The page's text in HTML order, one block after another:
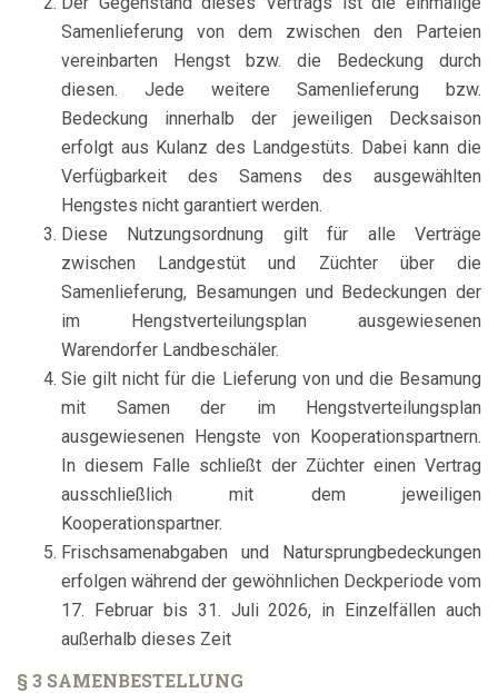
Samenlieferung von dem zwischen den Parteien
vereinbarten Hengst bzw. die Bedeckung durch
diesen. Jede weitere Samenlieferung bzw.
Bedeckung innerhalb der jeweiligen Decksaison
erfolgt aus Kulanz des Landgestüts. Dabei kann die
Verfügbarkeit des Samens des ausgewählten
Hengstes nicht garantiert werden.
Diese Nutzungsordnung gilt für alle Verträge
zwischen Landgestüt und Züchter über die
Samenlieferung, Besamungen und Bedeckungen der
im Hengstverteilungsplan ausgewiesenen
Warendorfer Landbeschäler.
Sie gilt nicht für die Lieferung von und die Besamung
mit Samen der im Hengstverteilungsplan
ausgewiesenen Hengste von Kooperationspartnern.
In diesem Falle schließt der Züchter einen Vertrag
ausschließlich mit dem jeweiligen
Kooperationspartner.
Frischsamenabgaben und Natursprungbedeckungen
erfolgen während der gewöhnlichen Deckperiode vom
17. Februar bis 31. Juli 2026, in Einzelfällen auch
außerhalb dieses Zeit
§ 3 SAMENBESTELLUNG